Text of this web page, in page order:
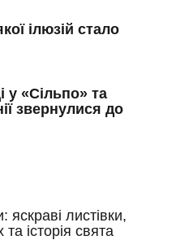
ілюзій стало
у «Сільпо» та
звернулися до
яскраві листівки,
та історія свята